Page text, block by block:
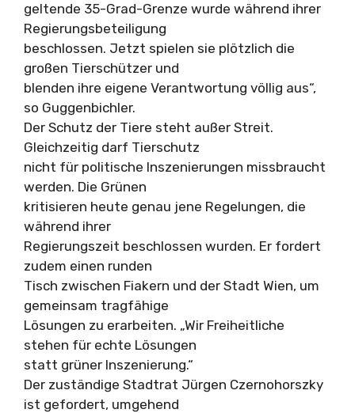
geltende 35-Grad-Grenze wurde während ihrer
Regierungsbeteiligung
beschlossen. Jetzt spielen sie plötzlich die
großen Tierschützer und
blenden ihre eigene Verantwortung völlig aus“,
so Guggenbichler.
Der Schutz der Tiere steht außer Streit.
Gleichzeitig darf Tierschutz
nicht für politische Inszenierungen missbraucht
werden. Die Grünen
kritisieren heute genau jene Regelungen, die
während ihrer
Regierungszeit beschlossen wurden. Er fordert
zudem einen runden
Tisch zwischen Fiakern und der Stadt Wien, um
gemeinsam tragfähige
Lösungen zu erarbeiten. „Wir Freiheitliche
stehen für echte Lösungen
statt grüner Inszenierung.“
Der zuständige Stadtrat Jürgen Czernohorszky
ist gefordert, umgehend